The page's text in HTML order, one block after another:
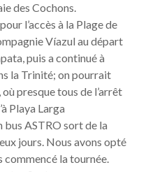
des Cochons.
l’accès à la Plage de
Víazul au départ
puis a continué à
la Trinité; on pourrait
presque tous de l’arrêt
Playa Larga
bus ASTRO sort de la
jours. Nous avons opté
commencé la tournée.